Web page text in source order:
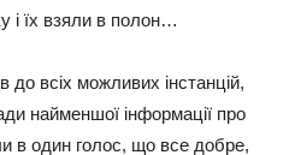
і їх взяли в полон…
до всіх можливих інстанцій,
найменшої інформації про
в один голос, що все добре,